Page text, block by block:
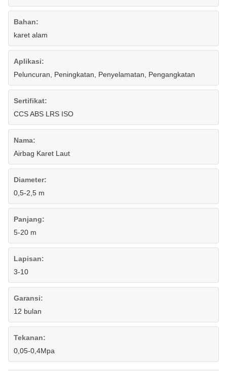
Bahan:
karet alam
Aplikasi:
Peluncuran, Peningkatan, Penyelamatan, Pengangkatan
Sertifikat:
CCS ABS LRS ISO
Nama:
Airbag Karet Laut
Diameter:
0,5-2,5 m
Panjang:
5-20 m
Lapisan:
3-10
Garansi:
12 bulan
Tekanan:
0,05-0,4Mpa